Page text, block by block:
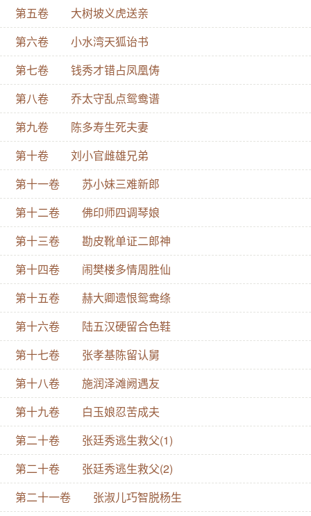
第五卷 大树坡义虎送亲
第六卷 小水湾天狐诒书
第七卷 钱秀才错占凤凰俦
第八卷 乔太守乱点鸳鸯谱
第九卷 陈多寿生死夫妻
第十卷 刘小官雌雄兄弟
第十一卷 苏小妹三难新郎
第十二卷 佛印师四调琴娘
第十三卷 勘皮靴单证二郎神
第十四卷 闹樊楼多情周胜仙
第十五卷 赫大卿遗恨鸳鸯绦
第十六卷 陆五汉硬留合色鞋
第十七卷 张孝基陈留认舅
第十八卷 施润泽滩阙遇友
第十九卷 白玉娘忍苦成夫
第二十卷 张廷秀逃生救父(1)
第二十卷 张廷秀逃生救父(2)
第二十一卷 张淑儿巧智脱杨生